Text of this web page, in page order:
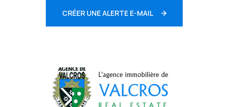
CRÉER UNE ALERTE E-MAIL